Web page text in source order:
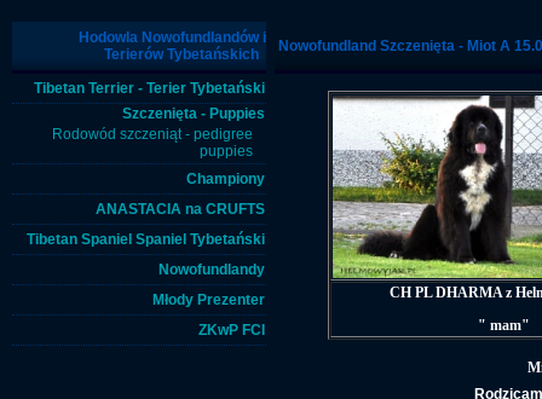
Hodowla Nowofundlandów i
Terierów Tybetańskich
Tibetan Terrier - Terier Tybetański
Szczenięta - Puppies
Rodowód szczeniąt - pedigree
puppies
Championy
ANASTACIA na CRUFTS
Tibetan Spaniel Spaniel Tybetański
Nowofundlandy
Młody Prezenter
ZKwP FCI
Nowofundland Szczenięta - Miot A
CH PL DHARMA z
" mam"